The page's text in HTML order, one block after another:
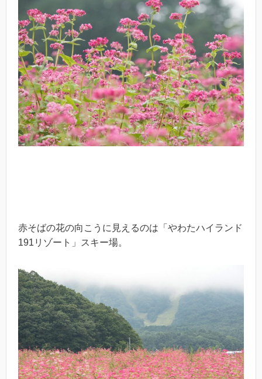
赤そばの花の向こうに見えるのは「やわたハイランド
191リゾート」スキー場。